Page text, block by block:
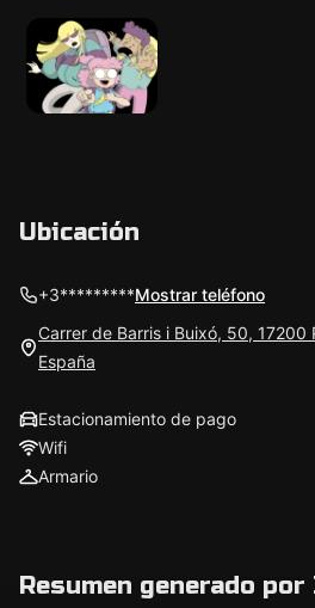
Ubicación
+3*********Mostrar teléfono
Carrer de Barris i Buixó, 50, 17200
España
Estacionamiento de pago
Wifi
Armario
Resumen generado por